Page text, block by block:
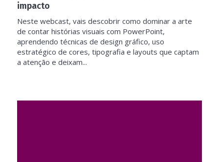
impacto
Neste webcast, vais descobrir como dominar a arte
de contar histórias visuais com PowerPoint,
aprendendo técnicas de design gráfico, uso
estratégico de cores, tipografia e layouts que captam
a atenção e deixam...